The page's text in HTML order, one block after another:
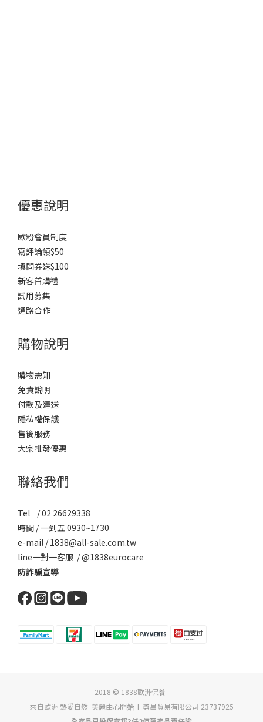
優惠說明
歐粉會員制度
寫評論領$50
填問券送$100
新客首購禮
試用募集
通路合作
購物說明
購物需知
免責說明
付款及運送
隱私權保護
售後服務
大宗批發優惠
聯絡我們
Tel / 02 26629338
時間 / 一到五 0930~1730
e-mail / 1838@all-sale.com.tw
line一對一客服 / @1838eurocare
防詐騙宣導
2018 © 1838歐洲保養
來自歐洲 熱愛自然 美麗由心開始 I 勇昌貿易有限公司 23737925